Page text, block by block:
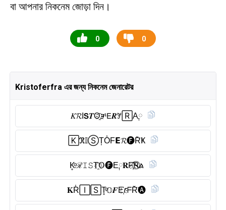
বা আপনার নিকনেম জোড়া দিন।
0 0
Kristoferfra এর জন্য নিকনেম জেনারেটর
𝐾𝓡I𝗦𝑻O҈ቻ𝖤𝑹ꎇ🅁A༙
🄺ℜ𝕀Ⓢ︎T͎O̾F𝗘𝓡🅕︎R̆̈Ҝ
K̥ͦℛ𝙸𝚂T҈𝖮🅕︎E༙𝐑F҉R⃠ል
𝐊R̾🄸🅂T̥ͦ𝕆𝑭E҉𝘳ᖴR̆̈🅐︎